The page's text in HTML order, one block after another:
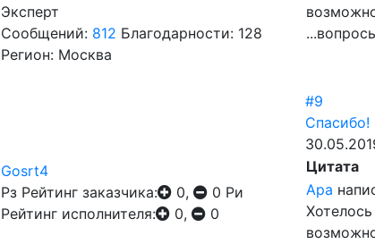
Эксперт
Сообщений: 812 Благодарности: 128
Регион: Москва
Gosrt4
Рз Рейтинг заказчика: 0, 0 Ри
Рейтинг исполнителя:
0, 0
#9
Спасибо!
Цитата
Ара